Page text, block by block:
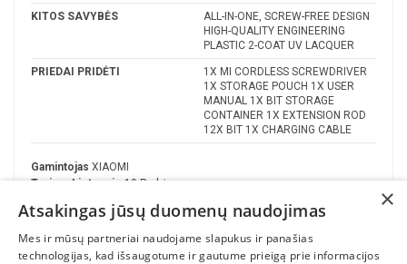
KITOS SAVYBĖS
ALL-IN-ONE, SCREW-FREE DESIGN
HIGH-QUALITY ENGINEERING
PLASTIC 2-COAT UV LACQUER
PRIEDAI PRIDĖTI
1X MI CORDLESS SCREWDRIVER
1X STORAGE POUCH 1X USER
MANUAL 1X BIT STORAGE
CONTAINER 1X EXTENSION ROD
12X BIT 1X CHARGING CABLE
Gamintojas XIAOMI
Turime Lietuvoje 10 Prekės
×
Atsakingas jūsų duomenų naudojimas
Mes ir mūsų partneriai naudojame slapukus ir panašias
technologijas, kad išsaugotume ir gautume prieigą prie informacijos